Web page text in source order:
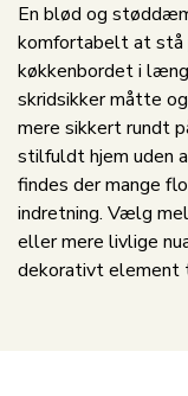
En blød og
komfortabelt at
køkkenbordet i
skridsikker måtte
mere sikkert rundt
stilfuldt hjem uden
findes der mange
indretning. Vælg
eller mere livlige
dekorativt element